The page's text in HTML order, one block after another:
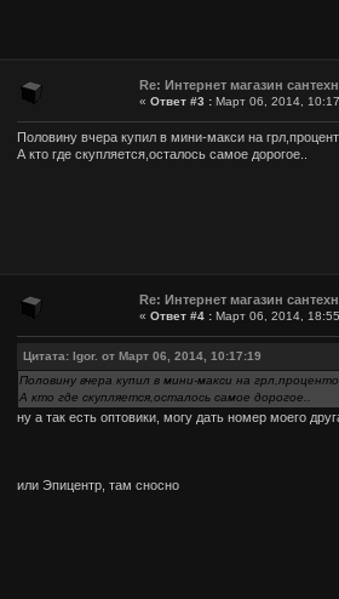
Re: Интернет магазин
« Ответ #3 : Март 06, 2014,
Половину вчера купил в мини-макси на
А кто где скупляется,осталось самое дорогое..
Re: Интернет магазин
« Ответ #4 : Март 06, 2014,
Цитата: Igor. от Март 06, 2014, 10:17:19
Половину вчера купил в мини-макси на
А кто где скупляется,осталось самое дорогое..
ну а так есть оптовики, могу дать номер моего
или Эпицентр, там сносно